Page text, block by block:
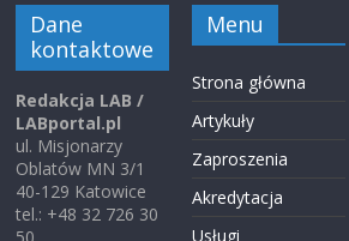
Dane
kontaktowe
Redakcja LAB /
LABportal.pl
ul. Misjonarzy
Oblatów MN 3/1
40-129 Katowice
tel.: +48 32 726 30
Menu
Strona główna
Artykuły
Zaproszenia
Akredytacja
Usługi